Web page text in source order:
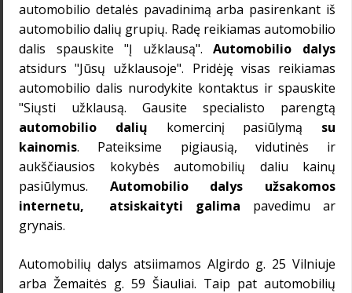
automobilio detalės pavadinimą arba pasirenkant iš
automobilio dalių grupių. Radę reikiamas automobilio
dalis spauskite "Į užklausą".Automobilio dalys
atsidurs "Jūsų užklausoje". Pridėję visas reikiamas
automobilio dalis nurodykite kontaktus ir spauskite
"Siųsti užklausą. Gausite specialisto parengtą
automobilio dalių komercinį pasiūlymą su
kainomis. Pateiksime pigiausią, vidutinės ir
aukščiausios kokybės automobilių daliu kainų
pasiūlymus. Automobilio dalys užsakomos
internetu,
atsiskaityti galima pavedimu ar
grynais.
Automobilių dalys atsiimamos Algirdo g. 25 Vilniuje
arba Žemaitės g. 59 Šiauliai. Taip pat automobilių